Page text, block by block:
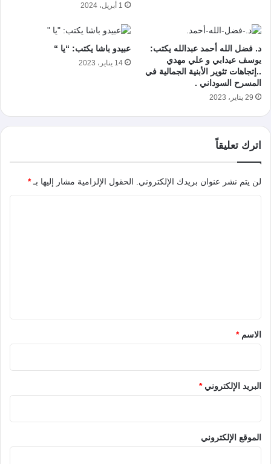
1 أبريل، 2024
د. فضل الله أحمد عبدالله يكتب:
يوسف عيدابي و علي مهدي
..إتجاهات تثوير الأبنية الجمالية في
المسرح السوداني .
29 يناير، 2023
عبيدو باشا يكتب: “يا “
14 يناير، 2023
اترك تعليقاً
لن يتم نشر عنوان بريدك الإلكتروني. الحقول الإلزامية مشار إليها بـ*
*
الاسم*
البريد الإلكتروني*
الموقع الإلكتروني